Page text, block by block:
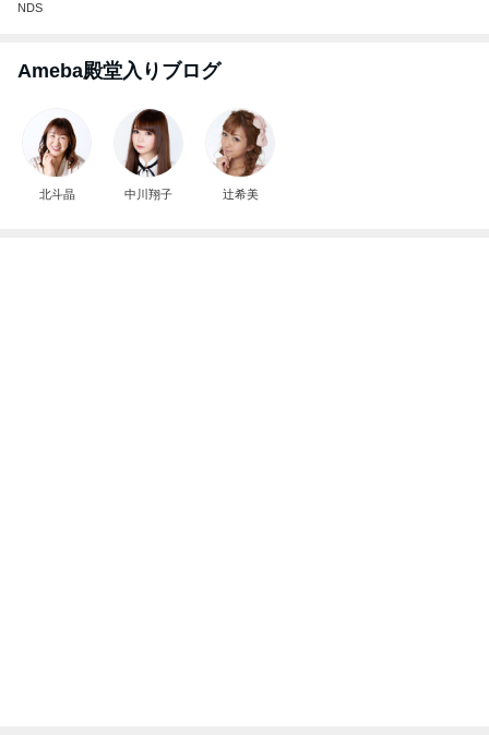
NDS
Ameba殿堂入りブログ
北斗晶 中川翔子 辻希美